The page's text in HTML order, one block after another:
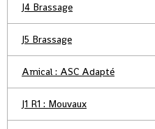
J4 Brassage
J5 Brassage
Amical : ASC Adapté
J1 R1 : Mouvaux